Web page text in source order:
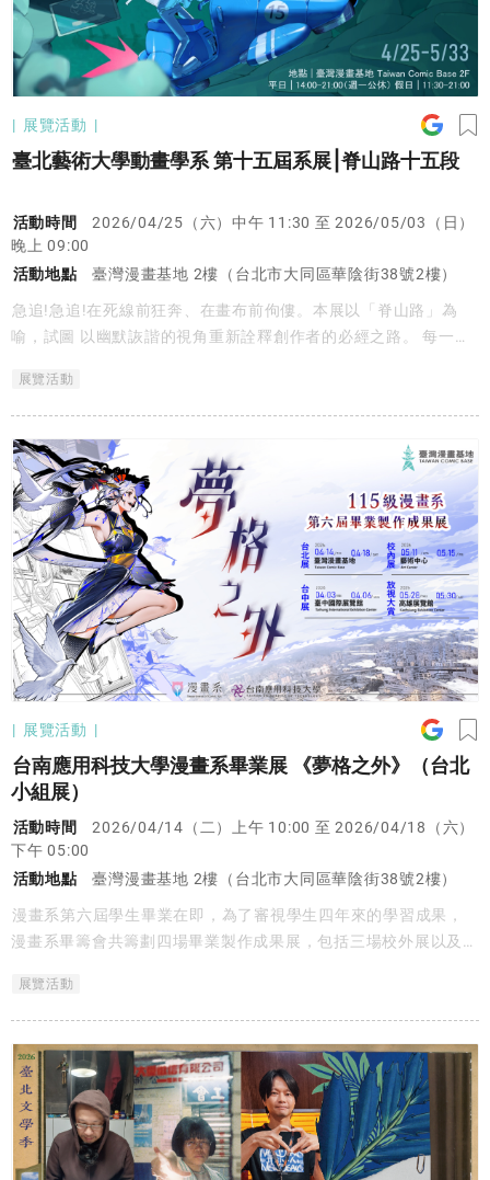
展覽活動
臺北藝術大學動畫學系 第十五屆系展⎮脊山路十五段
活動時間
2026/04/25（六）中午 11:30 至 2026/05/03（日）
晚上 09:00
活動地點
臺灣漫畫基地 2樓（台北市大同區華陰街38號2樓）
急追!急追!在死線前狂奔、在畫布前佝僂。本展以「脊山路」為
喻，試圖 以幽默詼諧的視角重新詮釋創作者的必經之路。 每一度
態。路途看似曲折，但我們並未迷途；每一次的碰壁，最終都化作
了向外延展、另闢蹊徑的強大動能。
展覽活動
展覽活動
台南應用科技大學漫畫系畢業展 《夢格之外》（台北
小組展）
活動時間
2026/04/14（二）上午 10:00 至 2026/04/18（六）
下午 05:00
活動地點
臺灣漫畫基地 2樓（台北市大同區華陰街38號2樓）
漫畫系第六屆學生畢業在即，為了審視學生四年來的學習成果，
漫畫系畢籌會共籌劃四場畢業製作成果展，包括三場校外展以及一
組展(台灣漫畫基地)以及放視大賞(高雄展覽館-南館)，而校內展則
是在台南應用科技大學(藝術中心)展出。
展覽活動